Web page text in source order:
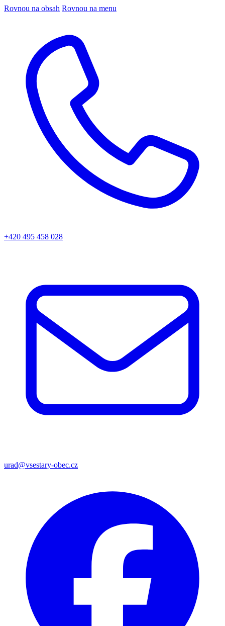
Rovnou na obsah Rovnou na menu
+420 495 458 028
urad@vsestary-obec.cz